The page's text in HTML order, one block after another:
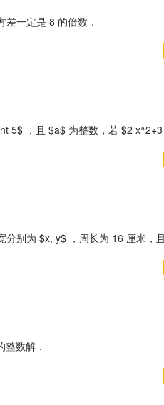
差一定是 8 的倍数．
5$ ，且 $a$ 为整数，若 $2
分别为 $x, y$ ，周长为 16 厘米
数解．